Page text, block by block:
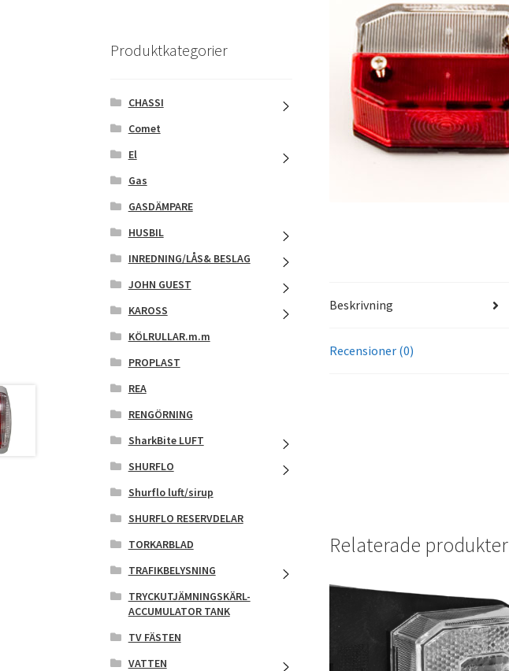
Beskrivning
Recensioner (0)
Relaterade produkter
Produktkategorier
CHASSI
Comet
El
Gas
GASDÄMPARE
HUSBIL
INREDNING/LÅS& BESLAG
JOHN GUEST
KAROSS
KÖLRULLAR.m.m
PROPLAST
REA
RENGÖRNING
SharkBite LUFT
SHURFLO
Shurflo luft/sirup
SHURFLO RESERVDELAR
TORKARBLAD
TRAFIKBELYSNING
TRYCKUTJÄMNINGSKÄRL-
ACCUMULATOR TANK
TV FÄSTEN
VATTEN